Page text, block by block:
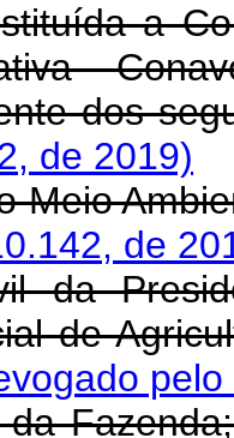
a
-
dos
de 2019)
Meio
de
da
de
da